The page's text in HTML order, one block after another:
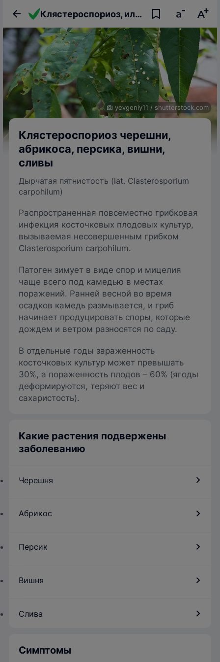
Клястероспориоз, или дырчатая пятнистость черешни, абрикоса, персика, вишни, сливы
yevgeniy11 / shutterstock.com
Клястероспориоз черешни,
абрикоса, персика, вишни,
сливы
Дырчатая пятнистость (lat. Clasterosporium
carpohilum)
Распространенная повсеместно грибковая
инфекция косточковых плодовых культур,
вызываемая несовершенным грибком
Clasterosporium carpohilum.
Патоген зимует в виде спор и мицелия
чаще всего под камедью в местах
поражений. Ранней весной во время
осадков камедь размывается, и гриб
начинает продуцировать споры, которые
дождем и ветром разносятся по саду.
В отдельные годы зараженность
косточковых культур может превышать
30%, а пораженность плодов – 60% (ягоды
деформируются, теряют вес и
сахаристость).
Какие растения подвержены
заболеванию
Черешня
Абрикос
Персик
Вишня
Слива
Симптомы